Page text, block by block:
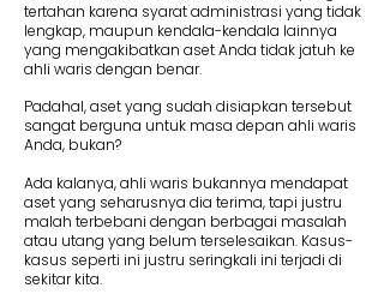
tertahan karena syarat administrasi yang tidak
lengkap, maupun kendala-kendala lainnya
yang mengakibatkan aset Anda tidak jatuh ke
ahli waris dengan benar.
Padahal, aset yang sudah disiapkan tersebut
sangat berguna untuk masa depan ahli waris
Anda, bukan?
Ada kalanya, ahli waris bukannya mendapat
aset yang seharusnya dia terima, tapi justru
malah terbebani dengan berbagai masalah
atau utang yang belum terselesaikan. Kasus-
kasus seperti ini justru seringkali ini terjadi di
sekitar kita.